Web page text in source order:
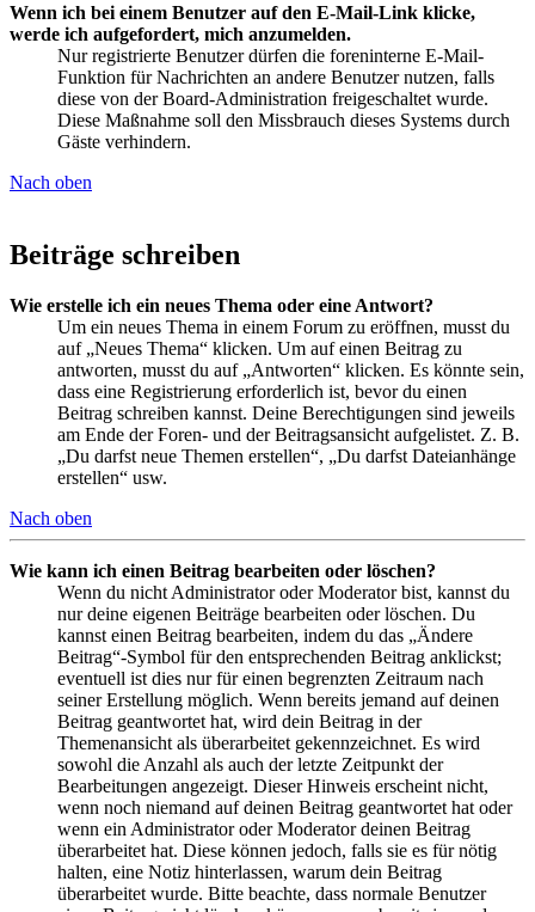
Wenn ich bei einem Benutzer auf den E-Mail-Link klicke,
werde ich aufgefordert, mich anzumelden.
Nur registrierte Benutzer dürfen die foreninterne E-Mail-
Funktion für Nachrichten an andere Benutzer nutzen, falls
diese von der Board-Administration freigeschaltet wurde.
Diese Maßnahme soll den Missbrauch dieses Systems durch
Gäste verhindern.
Nach oben
Beiträge schreiben
Wie erstelle ich ein neues Thema oder eine Antwort?
Um ein neues Thema in einem Forum zu eröffnen, musst du
auf „Neues Thema“ klicken. Um auf einen Beitrag zu
antworten, musst du auf „Antworten“ klicken. Es könnte sein,
dass eine Registrierung erforderlich ist, bevor du einen
Beitrag schreiben kannst. Deine Berechtigungen sind jeweils
am Ende der Foren- und der Beitragsansicht aufgelistet. Z. B.
„Du darfst neue Themen erstellen“, „Du darfst Dateianhänge
erstellen“ usw.
Nach oben
Wie kann ich einen Beitrag bearbeiten oder löschen?
Wenn du nicht Administrator oder Moderator bist, kannst du
nur deine eigenen Beiträge bearbeiten oder löschen. Du
kannst einen Beitrag bearbeiten, indem du das „Ändere
Beitrag“-Symbol für den entsprechenden Beitrag anklickst;
eventuell ist dies nur für einen begrenzten Zeitraum nach
seiner Erstellung möglich. Wenn bereits jemand auf deinen
Beitrag geantwortet hat, wird dein Beitrag in der
Themenansicht als überarbeitet gekennzeichnet. Es wird
sowohl die Anzahl als auch der letzte Zeitpunkt der
Bearbeitungen angezeigt. Dieser Hinweis erscheint nicht,
wenn noch niemand auf deinen Beitrag geantwortet hat oder
wenn ein Administrator oder Moderator deinen Beitrag
überarbeitet hat. Diese können jedoch, falls sie es für nötig
halten, eine Notiz hinterlassen, warum dein Beitrag
überarbeitet wurde. Bitte beachte, dass normale Benutzer